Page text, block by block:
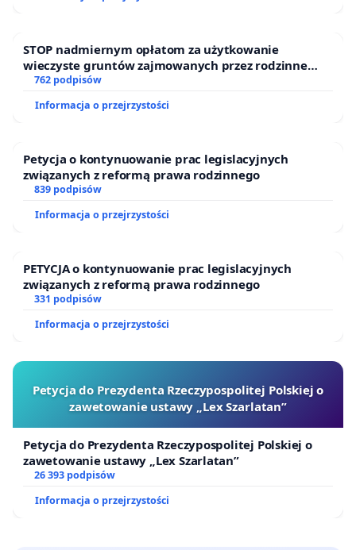
STOP nadmiernym opłatom za użytkowanie
wieczyste gruntów zajmowanych przez rodzinne
ogrody działkowe.
762 podpisów
Informacja o przejrzystości
Petycja o kontynuowanie prac legislacyjnych
związanych z reformą prawa rodzinnego
839 podpisów
Informacja o przejrzystości
PETYCJA o kontynuowanie prac legislacyjnych
związanych z reformą prawa rodzinnego
331 podpisów
Informacja o przejrzystości
Petycja do Prezydenta Rzeczypospolitej Polskiej o
zawetowanie ustawy „Lex Szarlatan”
Petycja do Prezydenta Rzeczypospolitej Polskiej o
zawetowanie ustawy „Lex Szarlatan”
26 393 podpisów
Informacja o przejrzystości